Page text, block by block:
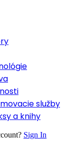
služby
a knihy
Sign In